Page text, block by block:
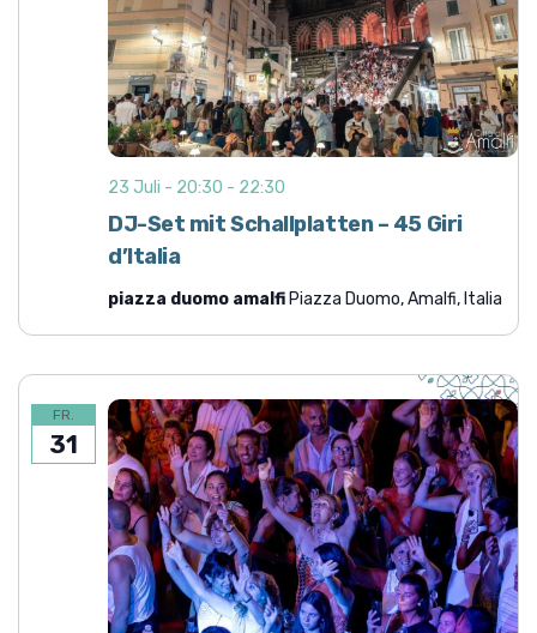
DJ-Set mit Schallplatten – 45 Giri
d’Italia
23 Juli - 20:30 - 22:30
piazza duomo amalfi Piazza Duomo, Amalfi, Italia
FR.
31